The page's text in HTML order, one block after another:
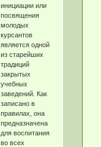
инициации или
посвящения
молодых
курсантов
является одной
из старейших
традиций
закрытых
учебных
заведений. Как
записано в
правилах, она
предназначена
для воспитания
во всех